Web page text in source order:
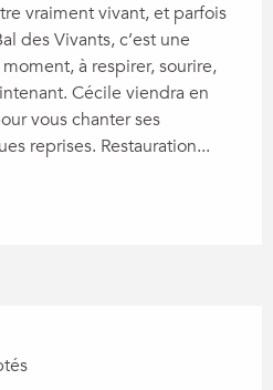
vraiment vivant, et parfois
des Vivants, c’est une
à respirer, sourire,
Cécile viendra en
vous chanter ses
reprises. Restauration...